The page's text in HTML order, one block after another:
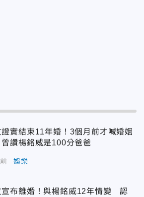
證實結束11年婚！3個月前才喊婚姻
讚楊銘威是100分爸爸
娛樂
宣布離婚！與楊銘威12年情變 認